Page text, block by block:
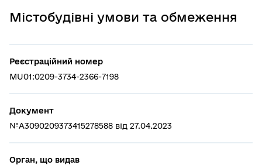
Містобудівні умови та обмеження
Реєстраційний номер
MU01:0209-3734-2366-7198
Документ
№A3090209373415278588 від 27.04.2023
Орган, що видав